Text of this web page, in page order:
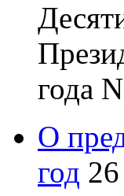
года
О
год